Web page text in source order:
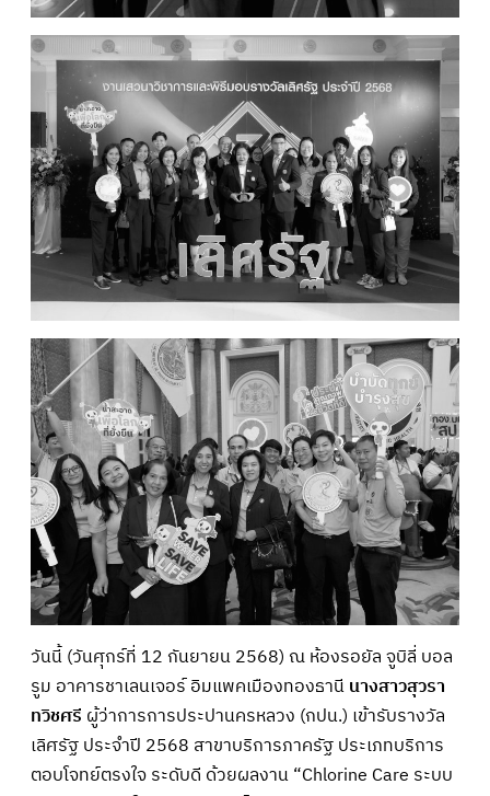
วันนี้ (วันศุกร์ที่ 12 กันยายน 2568) ณ ห้องรอยัล จูบิลี่ บอล
รูม อาคารชาเลนเจอร์ อิมแพคเมืองทองธานีนางสาวสุวรา
ทวิชศรี ผู้ว่าการการประปานครหลวง (กปน.) เข้ารับรางวัล
เลิศรัฐ ประจำปี 2568 สาขาบริการภาครัฐ ประเภทบริการ
ตอบโจทย์ตรงใจ ระดับดี ด้วยผลงาน “Chlorine Care ระบบ